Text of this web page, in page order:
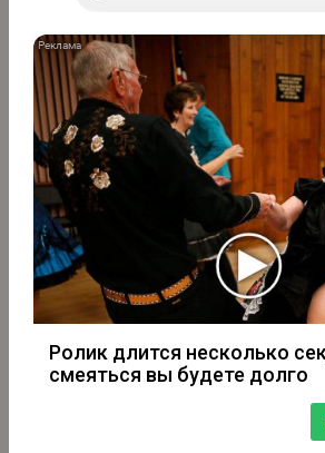
Ролик длится несколько
смеяться вы будете долго